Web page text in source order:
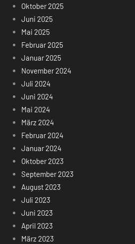
Oktober 2025
Juni 2025
Mai 2025
Februar 2025
Januar 2025
November 2024
Juli 2024
Juni 2024
Mai 2024
März 2024
Februar 2024
Januar 2024
Oktober 2023
September 2023
August 2023
Juli 2023
Juni 2023
April 2023
März 2023